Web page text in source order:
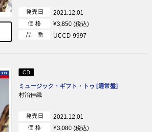
発売日
2021.12.01
価 格
¥3,850 (税込)
品 番
UCCD-9997
CD
ミュージック・ギフト・トゥ [通常盤]
村治佳織
発売日
2021.12.01
価 格
¥3,080 (税込)